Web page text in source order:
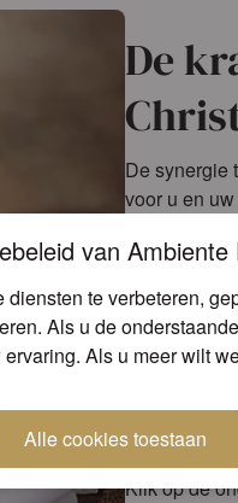
van Ambiente
te verbeteren,
Als u de
Als u meer wilt
Alle cookies toestaan
De
De synergie
voor u en
Ambiente
Inge's
Gebr.
Goldina
Zöllner-
Samen
Klik op de